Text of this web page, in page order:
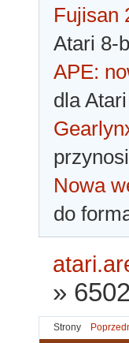
Fujisan
Atari 8-
APE:
dla
Nowa
do
»
Strony